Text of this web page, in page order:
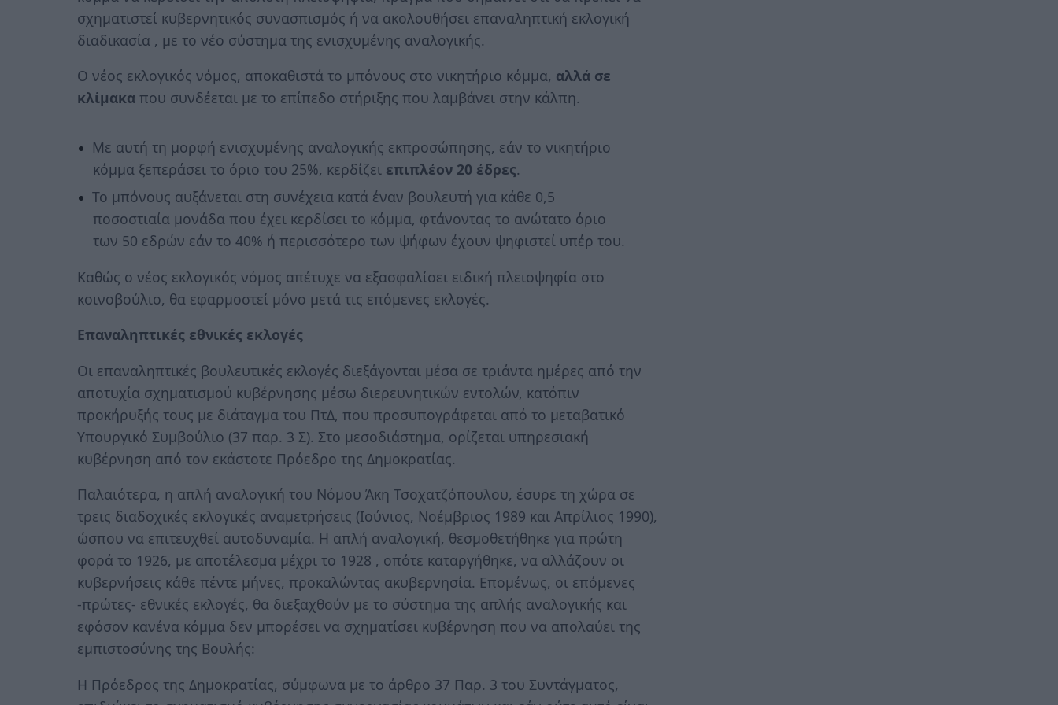
σχηματιστεί κυβερνητικός συνασπισμός ή να ακολουθήσει επαναληπτική εκλογική
διαδικασία , με το νέο σύστημα της ενισχυμένης αναλογικής.
Ο νέος εκλογικός νόμος, αποκαθιστά το μπόνους στο νικητήριο κόμμα, αλλά σε
κλίμακα που συνδέεται με το επίπεδο στήριξης που λαμβάνει στην κάλπη.
Με αυτή τη μορφή ενισχυμένης αναλογικής εκπροσώπησης, εάν το νικητήριο
κόμμα ξεπεράσει το όριο του 25%, κερδίζει επιπλέον 20 έδρες.
Το μπόνους αυξάνεται στη συνέχεια κατά έναν βουλευτή για κάθε 0,5
ποσοστιαία μονάδα που έχει κερδίσει το κόμμα, φτάνοντας το ανώτατο όριο
των 50 εδρών εάν το 40% ή περισσότερο των ψήφων έχουν ψηφιστεί υπέρ του.
Καθώς ο νέος εκλογικός νόμος απέτυχε να εξασφαλίσει ειδική πλειοψηφία στο
κοινοβούλιο, θα εφαρμοστεί μόνο μετά τις επόμενες εκλογές.
Επαναληπτικές εθνικές εκλογές
Οι επαναληπτικές βουλευτικές εκλογές διεξάγονται μέσα σε τριάντα ημέρες από την
αποτυχία σχηματισμού κυβέρνησης μέσω διερευνητικών εντολών, κατόπιν
προκήρυξής τους με διάταγμα του ΠτΔ, που προσυπογράφεται από το μεταβατικό
Υπουργικό Συμβούλιο (37 παρ. 3 Σ). Στο μεσοδιάστημα, ορίζεται υπηρεσιακή
κυβέρνηση από τον εκάστοτε Πρόεδρο της Δημοκρατίας.
Παλαιότερα, η απλή αναλογική του Νόμου Άκη Τσοχατζόπουλου, έσυρε τη χώρα σε
τρεις διαδοχικές εκλογικές αναμετρήσεις (Ιούνιος, Νοέμβριος 1989 και Απρίλιος 1990),
ώσπου να επιτευχθεί αυτοδυναμία. Η απλή αναλογική, θεσμοθετήθηκε για πρώτη
φορά το 1926, με αποτέλεσμα μέχρι το 1928 , οπότε καταργήθηκε, να αλλάζουν οι
κυβερνήσεις κάθε πέντε μήνες, προκαλώντας ακυβερνησία. Επομένως, οι επόμενες
-πρώτες- εθνικές εκλογές, θα διεξαχθούν με το σύστημα της απλής αναλογικής και
εφόσον κανένα κόμμα δεν μπορέσει να σχηματίσει κυβέρνηση που να απολαύει της
εμπιστοσύνης της Βουλής:
Η Πρόεδρος της Δημοκρατίας, σύμφωνα με το άρθρο 37 Παρ. 3 του Συντάγματος,